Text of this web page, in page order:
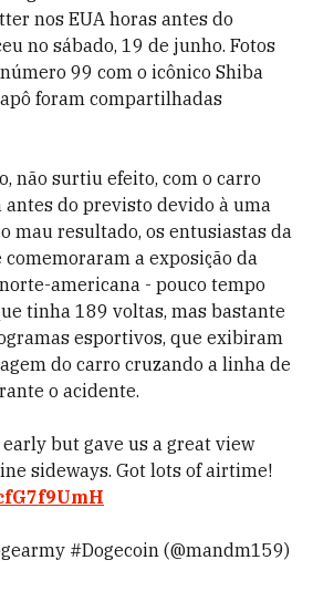
nos EUA horas antes do
no sábado, 19 de junho. Fotos
99 com o icônico Shiba
foram compartilhadas
não surtiu efeito, com o carro
do previsto devido à uma
mau resultado, os entusiastas da
a exposição da
americana - pouco tempo
tinha 189 voltas, mas bastante
esportivos, que exibiram
do carro cruzando a linha de
o acidente.
but gave us a great view
sideways. Got lots of airtime!
#Dogecoin (@mandm159)